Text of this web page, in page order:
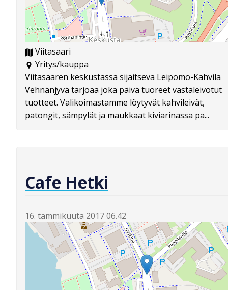
Viitasaari
Yritys/kauppa
Viitasaaren keskustassa sijaitseva Leipomo-Kahvila
Vehnänjyvä tarjoaa joka päivä tuoreet vastaleivotut
tuotteet. Valikoimastamme löytyvät kahvileivät,
patongit, sämpylät ja maukkaat kiviarinassa pa...
Cafe Hetki
16. tammikuuta 2017 06.42